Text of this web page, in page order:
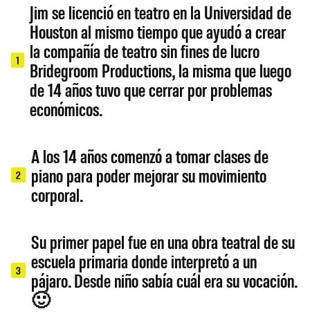
1
Jim se licenció en teatro en la Universidad de
Houston al mismo tiempo que ayudó a crear
la compañía de teatro sin fines de lucro
Bridegroom Productions, la misma que luego
de 14 años tuvo que cerrar por problemas
económicos.
2
A los 14 años comenzó a tomar clases de
piano para poder mejorar su movimiento
corporal.
3
Su primer papel fue en una obra teatral de su
escuela primaria donde interpretó a un
pájaro. Desde niño sabía cuál era su vocación.
🙂